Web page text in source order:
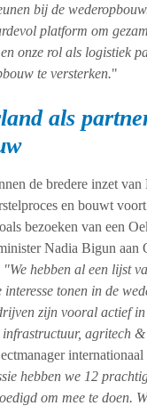
bij de
platform om
onze rol als logistiek
te versterken."
als
de bredere inzet
en bouwt
bezoeken van een
Nadia Bigun aan
"We hebben al een lijst
tonen in de
zijn vooral actief in
infrastructuur, agritech
hebben we 12
om mee te doen.